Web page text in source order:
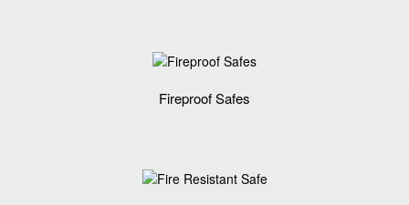
Fireproof Safes